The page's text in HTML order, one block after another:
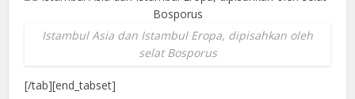
Istambul Asia dan Istambul Eropa, dipisahkan oleh
selat Bosporus
[/tab][end_tabset]